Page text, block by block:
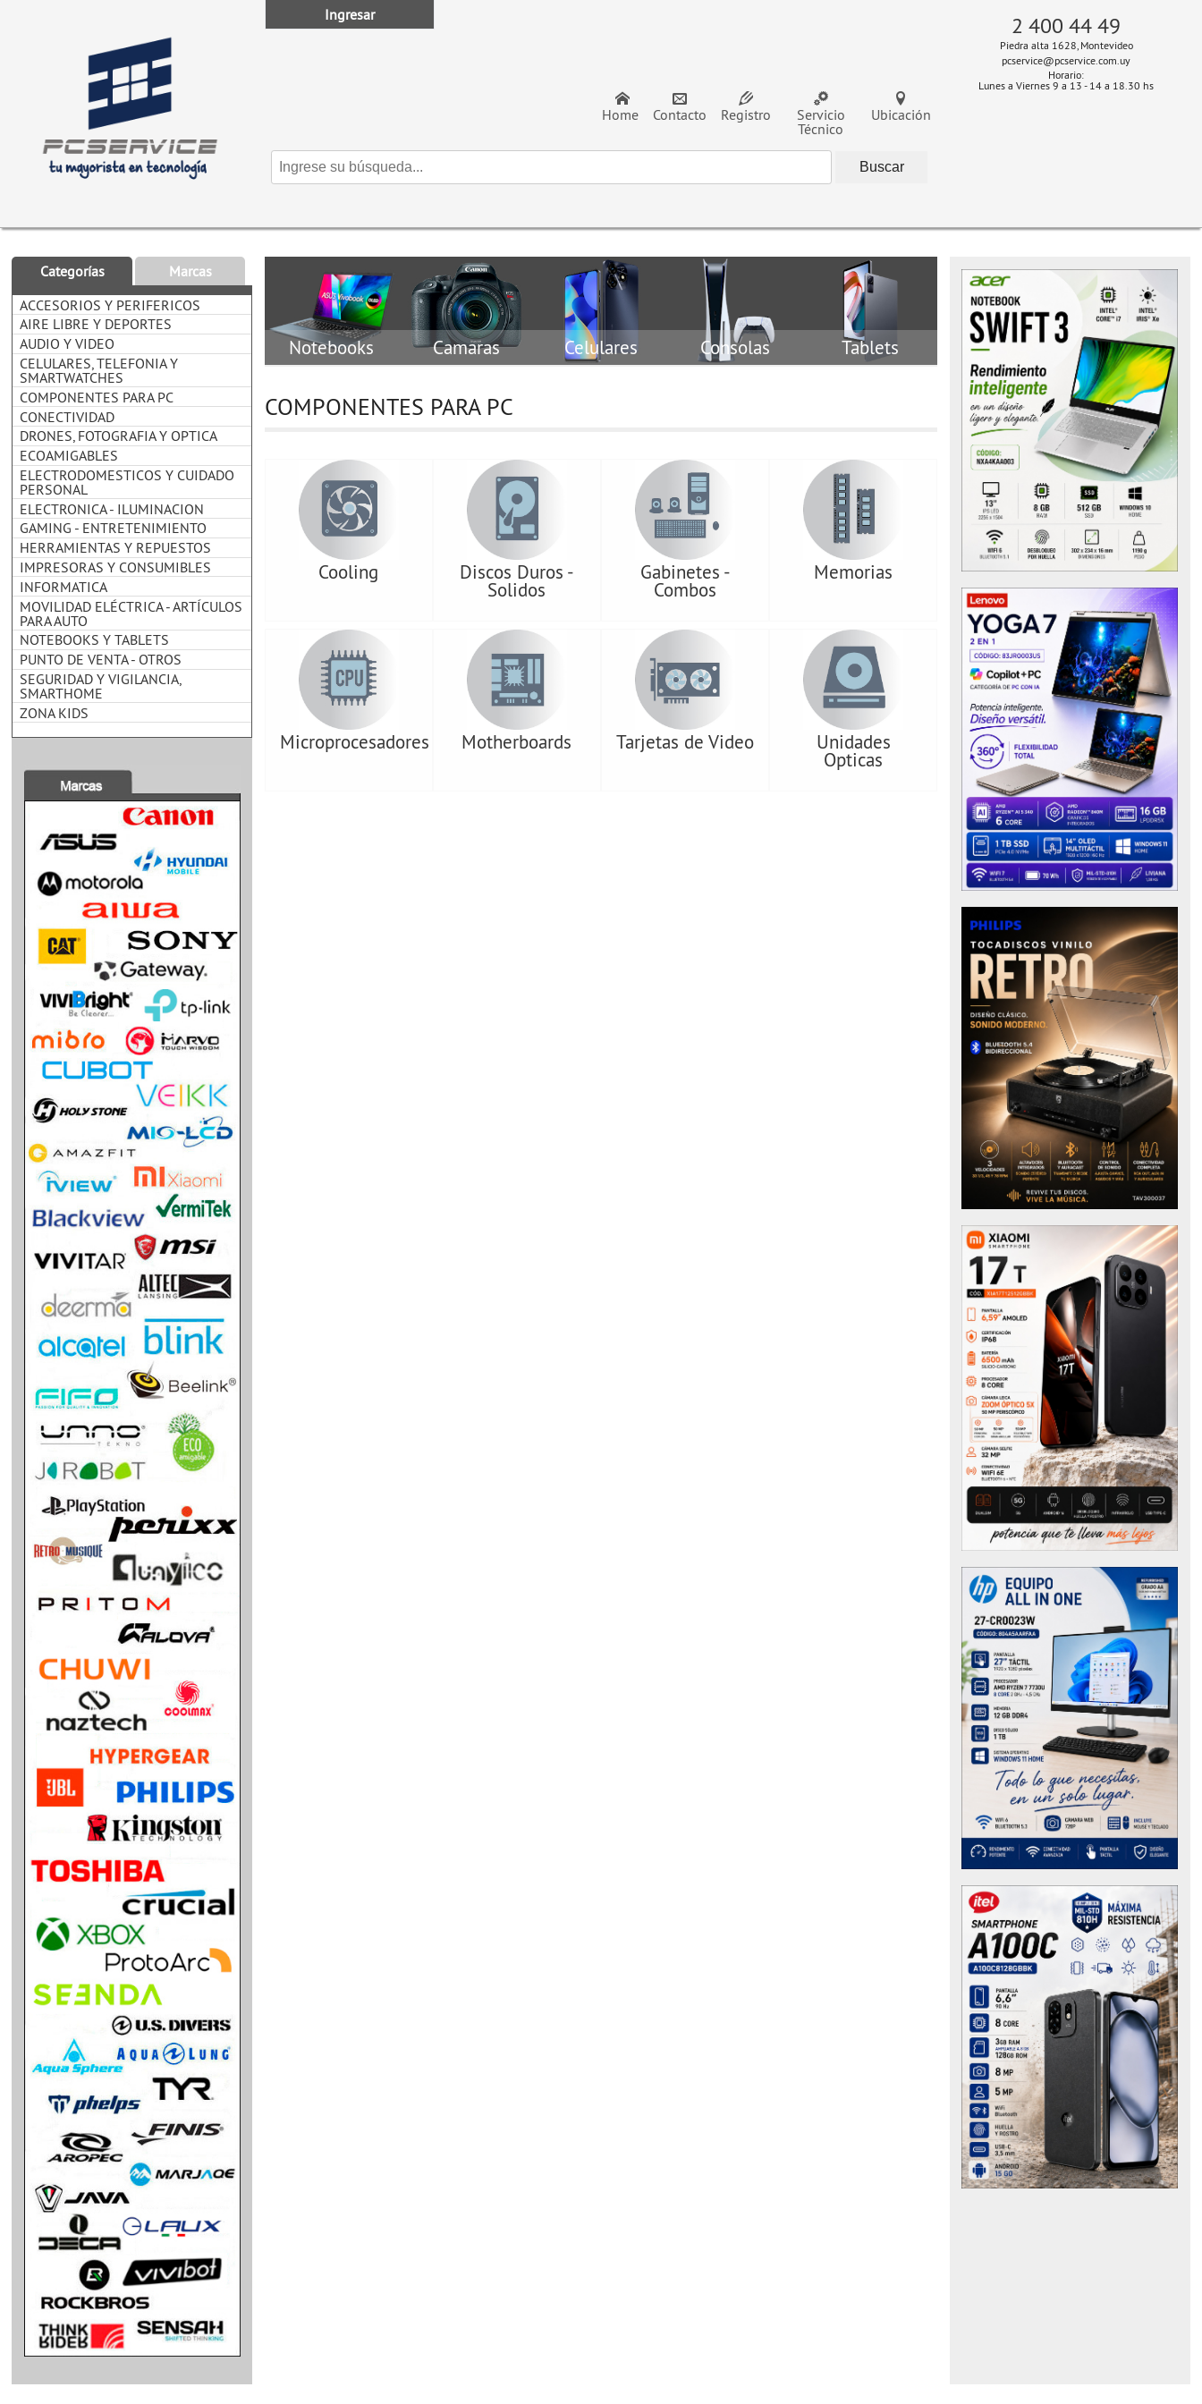
Ubicación
Servicio
Técnico
Registro
Contacto
Home
Ingresar 2 400 44 49
Piedra alta 1628, Montevideo
pcservice@pcservice.com.uy
Horario:
Lunes a Viernes 9 a 13 - 14 a 18.30 hs
Categorías
Marcas
ACCESORIOS Y PERIFERICOS
AIRE LIBRE Y DEPORTES
AUDIO Y VIDEO
CELULARES, TELEFONIA Y
SMARTWATCHES
COMPONENTES PARA PC
CONECTIVIDAD
DRONES, FOTOGRAFIA Y OPTICA
ECOAMIGABLES
ELECTRODOMESTICOS Y CUIDADO
PERSONAL
ELECTRONICA - ILUMINACION
GAMING - ENTRETENIMIENTO
HERRAMIENTAS Y REPUESTOS
IMPRESORAS Y CONSUMIBLES
INFORMATICA
MOVILIDAD ELÉCTRICA - ARTÍCULOS
PARA AUTO
NOTEBOOKS Y TABLETS
PUNTO DE VENTA - OTROS
SEGURIDAD Y VIGILANCIA,
SMARTHOME
ZONA KIDS
Notebooks Camaras Celulares Consolas Tablets
COMPONENTES PARA PC
Cooling Discos Duros -
Solidos
Gabinetes -
Combos
Memorias
Microprocesadores Motherboards Tarjetas de Video Unidades
Opticas